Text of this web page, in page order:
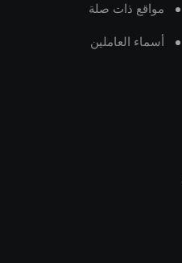
مواقع ذات صلة
أسماء العاملين